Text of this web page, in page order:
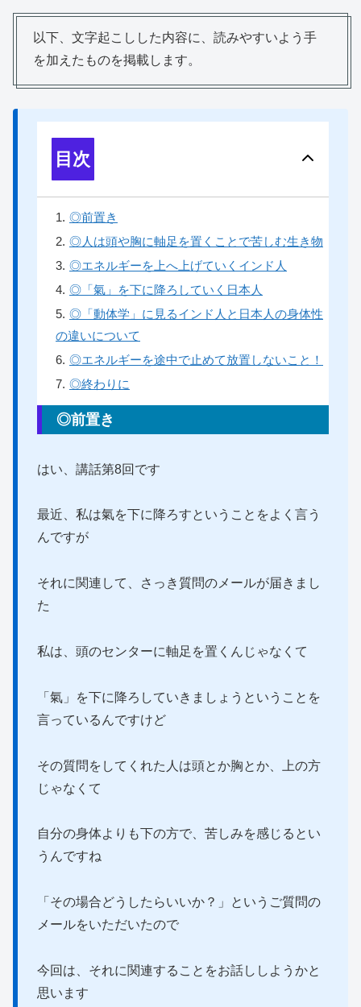
以下、文字起こしした内容に、読みやすいよう手
を加えたものを掲載します。
目次
1. ◎前置き
2. ◎人は頭や胸に軸足を置くことで苦しむ生き物
3. ◎エネルギーを上へ上げていくインド人
4. ◎「氣」を下に降ろしていく日本人
5. ◎「動体学」に見るインド人と日本人の身体性
の違いについて
6. ◎エネルギーを途中で止めて放置しないこと！
7. ◎終わりに
◎前置き
はい、講話第8回です
最近、私は氣を下に降ろすということをよく言う
んですが
それに関連して、さっき質問のメールが届きまし
た
私は、頭のセンターに軸足を置くんじゃなくて
「氣」を下に降ろしていきましょうということを
言っているんですけど
その質問をしてくれた人は頭とか胸とか、上の方
じゃなくて
自分の身体よりも下の方で、苦しみを感じるとい
うんですね
「その場合どうしたらいいか？」というご質問の
メールをいただいたので
今回は、それに関連することをお話ししようかと
思います